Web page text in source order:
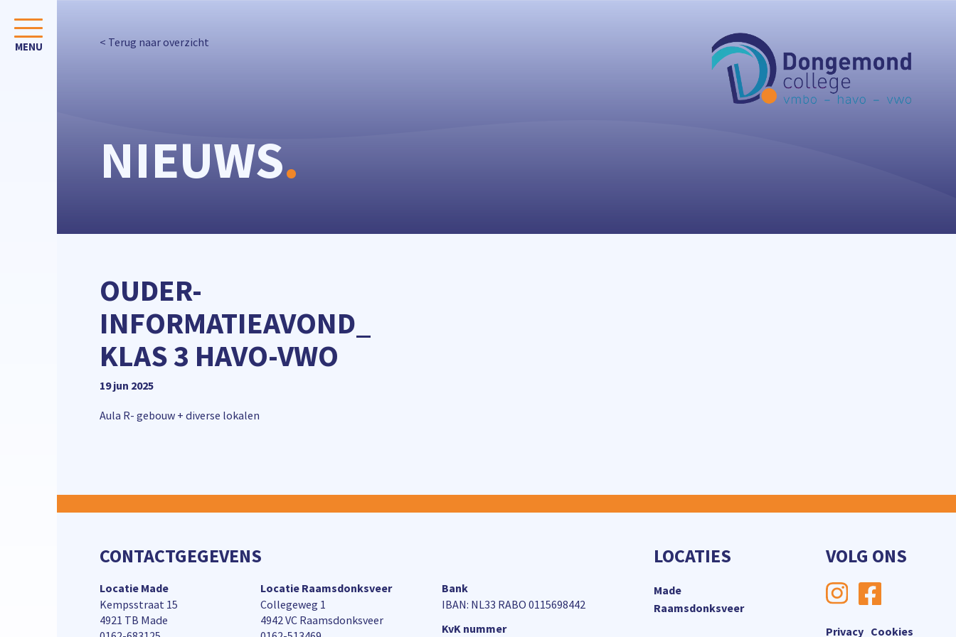
< Terug naar overzicht
NIEUWS.
OUDER-
INFORMATIEAVOND_
KLAS 3 HAVO-VWO
19 jun 2025
Aula R- gebouw + diverse lokalen
CONTACTGEGEVENS
Locatie Made
Kempsstraat 15
4921 TB Made
Locatie Raamsdonksveer
Collegeweg 1
4942 VC Raamsdonksveer
Bank
IBAN: NL33 RABO 0115698442
KvK nummer
LOCATIES
Made
Raamsdonksveer
VOLG ONS
Privacy Cookies